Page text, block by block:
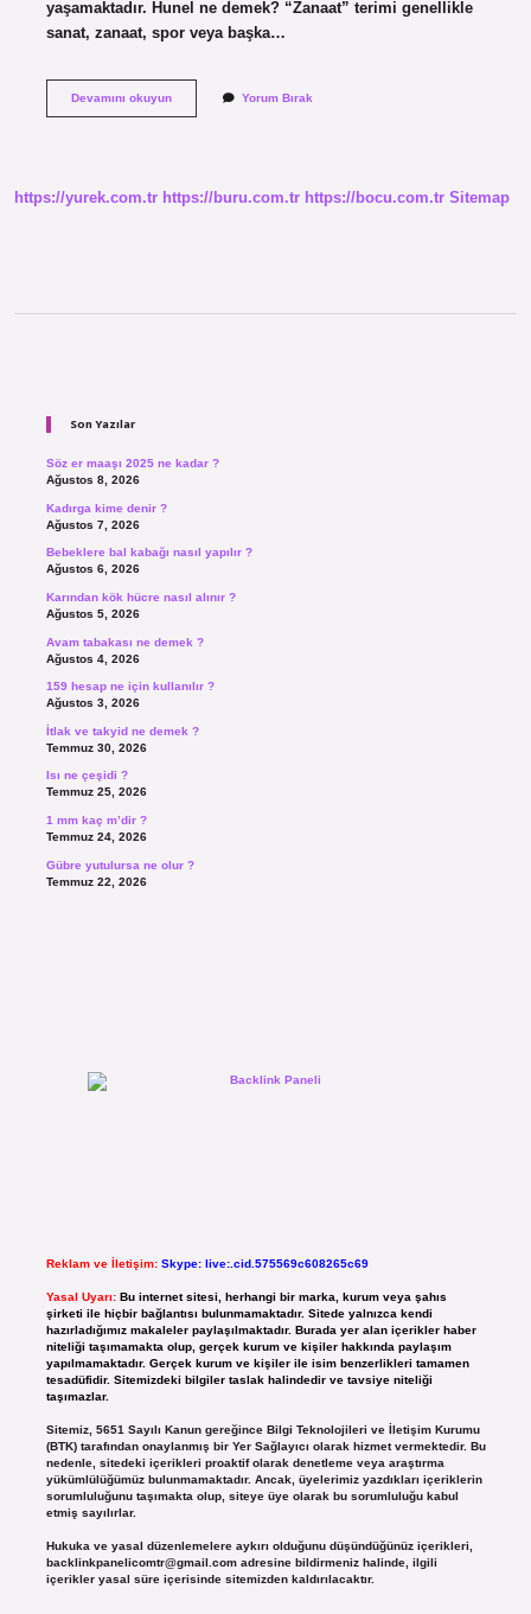
yaşamaktadır. Hunel ne demek? “Zanaat” terimi genellikle
sanat, zanaat, spor veya başka…
Devamını okuyunHelecan
Yorum Bırak
https://yurek.com.tr https://buru.com.tr https://bocu.com.tr Sitemap
Son Yazılar
Söz er maaşı 2025 ne kadar ?
Ağustos 8, 2026
Kadırga kime denir ?
Ağustos 7, 2026
Bebeklere bal kabağı nasıl yapılır ?
Ağustos 6, 2026
Karından kök hücre nasıl alınır ?
Ağustos 5, 2026
Avam tabakası ne demek ?
Ağustos 4, 2026
159 hesap ne için kullanılır ?
Ağustos 3, 2026
İtlak ve takyid ne demek ?
Temmuz 30, 2026
Isı ne çeşidi ?
Temmuz 25, 2026
1 mm kaç m’dir ?
Temmuz 24, 2026
Gübre yutulursa ne olur ?
Temmuz 22, 2026
Reklam ve İletişim: Skype: live:.cid.575569c608265c69
Yasal Uyarı: Bu internet sitesi, herhangi bir marka, kurum veya şahıs
şirketi ile hiçbir bağlantısı bulunmamaktadır. Sitede yalnızca kendi
hazırladığımız makaleler paylaşılmaktadır. Burada yer alan içerikler haber
niteliği taşımamakta olup, gerçek kurum ve kişiler hakkında paylaşım
yapılmamaktadır. Gerçek kurum ve kişiler ile isim benzerlikleri tamamen
tesadüfidir. Sitemizdeki bilgiler taslak halindedir ve tavsiye niteliği
taşımazlar.
Sitemiz, 5651 Sayılı Kanun gereğince Bilgi Teknolojileri ve İletişim Kurumu
(BTK) tarafından onaylanmış bir Yer Sağlayıcı olarak hizmet vermektedir. Bu
nedenle, sitedeki içerikleri proaktif olarak denetleme veya araştırma
yükümlülüğümüz bulunmamaktadır. Ancak, üyelerimiz yazdıkları içeriklerin
sorumluluğunu taşımakta olup, siteye üye olarak bu sorumluluğu kabul
etmiş sayılırlar.
Hukuka ve yasal düzenlemelere aykırı olduğunu düşündüğünüz içerikleri,
backlinkpanelicomtr@gmail.comadresine bildirmeniz halinde, ilgili
içerikler yasal süre içerisinde sitemizden kaldırılacaktır.